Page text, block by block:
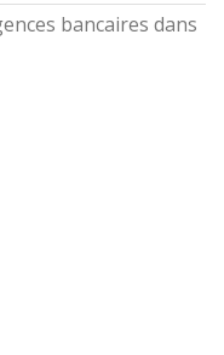
bancaires dans